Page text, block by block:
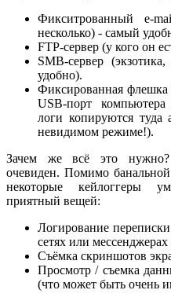
Фикситрованный e-
несколько) - самый
FTP-сервер (у кого он
SMB-сервер
удобно).
Фиксированная флешка
USB-порт
логи копируются туда
невидимом режиме!).
Зачем же всё это
очевиден. Помимо
некоторые кейлоггеры
приятный вещей:
Логирование
сетях или
Съёмка скриншотов
Просмотр / съемка
(что может быть очень